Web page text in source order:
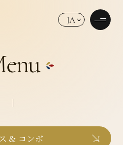
JA
& コンボ